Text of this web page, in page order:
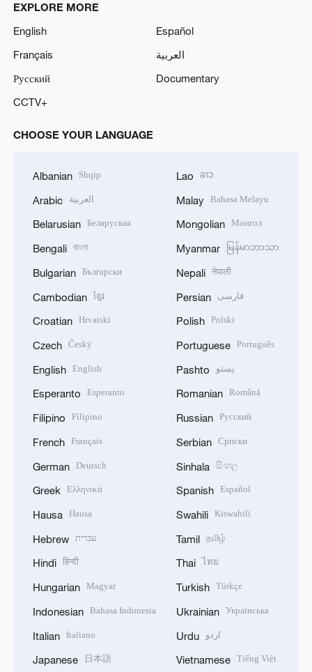
EXPLORE MORE
English
Español
Français
العربية
Русский
Documentary
CCTV+
CHOOSE YOUR LANGUAGE
Albanian Shqip
Arabic العربية
Belarusian Беларуская
Bengali বাংলা
Bulgarian Български
Cambodian ខ្មែរ
Croatian Hrvatski
Czech Český
English English
Esperanto Esperanto
Filipino Filipino
French Français
German Deutsch
Greek Ελληνικά
Hausa Hausa
Hebrew עברית
Hindi हिन्दी
Hungarian Magyar
Indonesian Bahasa Indonesia
Italian Italiano
Japanese 日本語
Lao ລາວ
Malay Bahasa Melayu
Mongolian Монгол
Myanmar မြန်မာဘာသာ
Nepali नेपाली
Persian فارسی
Polish Polski
Portuguese Português
Pashto پښتو
Romanian Română
Russian Русский
Serbian Српски
Sinhala සිංහල
Spanish Español
Swahili Kiswahili
Tamil தமிழ்
Thai ไทย
Turkish Türkçe
Ukrainian Українська
Urdu اردو
Vietnamese Tiếng Việt